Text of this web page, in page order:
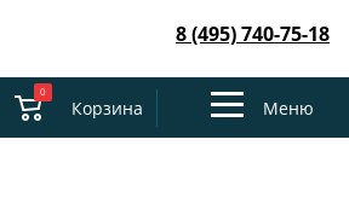
8 (495) 740-75-18
0
Корзина
ToggleМеню